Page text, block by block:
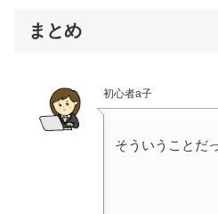
まとめ
初心者a子
そういうことだ